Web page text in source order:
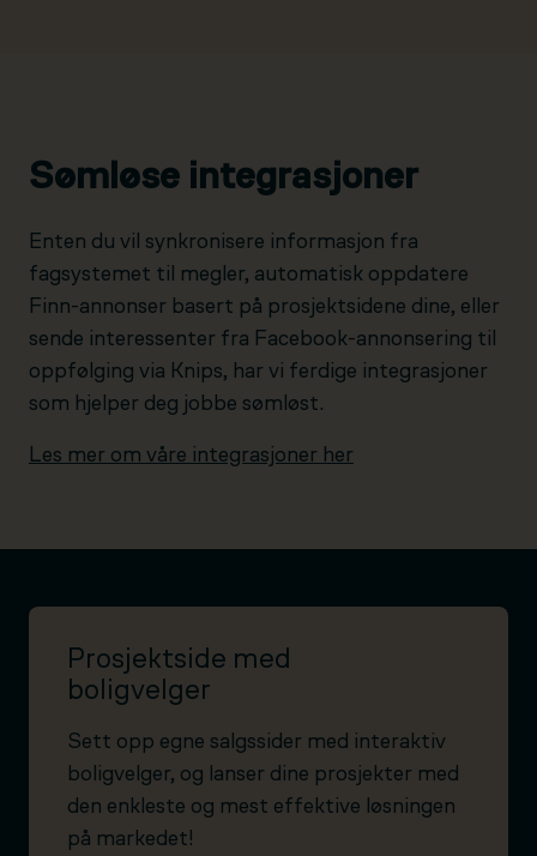
Sømløse integrasjoner
Enten du vil synkronisere informasjon fra
fagsystemet til megler, automatisk oppdatere
Finn-annonser basert på prosjektsidene dine, eller
sende interessenter fra Facebook-annonsering til
oppfølging via Knips, har vi ferdige integrasjoner
som hjelper deg jobbe sømløst.
Les mer om våre integrasjoner her
Prosjektside med
boligvelger
Sett opp egne salgssider med interaktiv
boligvelger, og lanser dine prosjekter med
den enkleste og mest effektive løsningen
på markedet!